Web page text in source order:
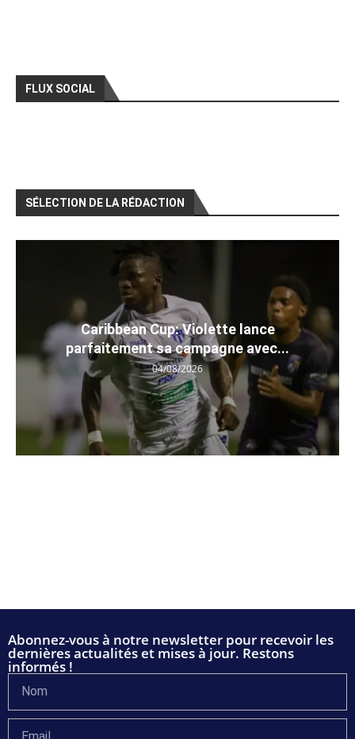
FLUX SOCIAL
SÉLECTION DE LA RÉDACTION
Caribbean Cup: Violette lance
parfaitement sa campagne avec...
04/08/2026
Abonnez-vous à notre newsletter pour recevoir les
dernières actualités et mises à jour. Restons
informés !